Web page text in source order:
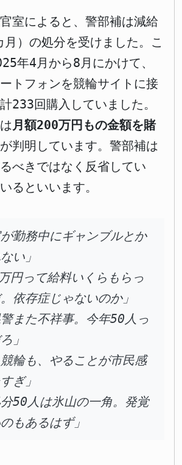
室によると、警部補は減給
）の処分を受けました。こ
年4月から8月にかけて、
トフォンを競輪サイトに接
233回購入していました。
月額200万円もの金額を賭
判明しています。警部補は
るべきではなく反省してい
るといいます。
が勤務中にギャンブルとか
い」
円って給料いくらもらっ
依存症じゃないのか」
警また不祥事。今年50人っ
」
競輪も、やることが市民感
ぎ」
分50人は氷山の一角。発覚
もあるはず」